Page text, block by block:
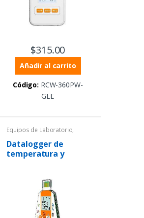
$315.00
Añadir al carrito
Código: RCW-360PW-
GLE
Equipos de Laboratorio,
Temperatura
Termohigrómetros
Datalogger de
temperatura y